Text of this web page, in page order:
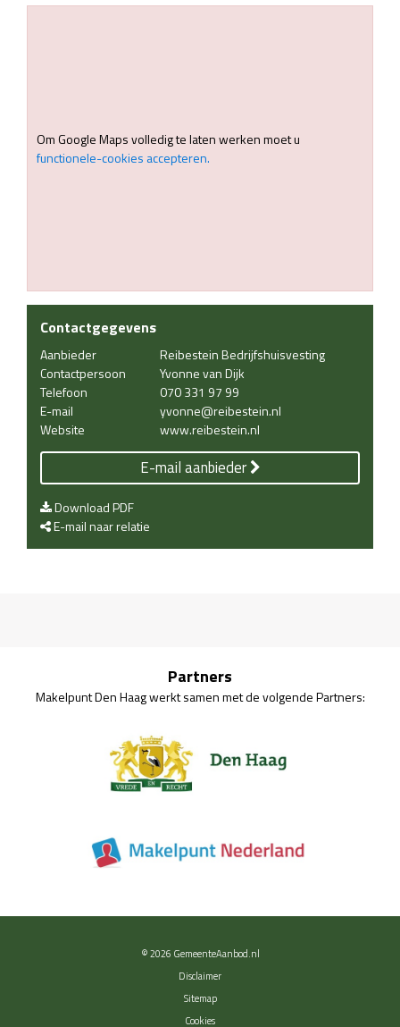
Om Google Maps volledig te laten werken moet u
functionele-cookies accepteren.
Contactgegevens
Aanbieder
Reibestein Bedrijfshuisvesting
Contactpersoon
Yvonne van Dijk
Telefoon
070 331 97 99
E-mail
yvonne@reibestein.nl
Website
www.reibestein.nl
E-mail aanbieder
Download PDF
E-mail naar relatie
Partners
Makelpunt Den Haag werkt samen met de volgende Partners:
© 2026 GemeenteAanbod.nl
Disclaimer
Sitemap
Cookies